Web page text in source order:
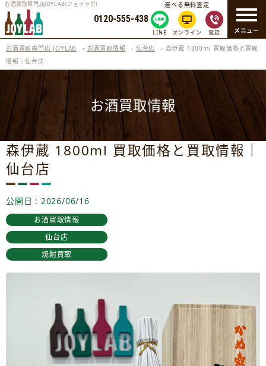
メニュー
お酒買取専門店JOYLAB(ジョイラボ)
0120-555-438
選べる無料査定
LINE オンライン 電話
お酒買取専門店 JOYLAB › お酒買取情報 › 仙台店 › 森伊蔵 1800ml 買取価格と買取
情報｜仙台店
お酒買取情報
森伊蔵 1800ml 買取価格と買取情報｜
仙台店
公開日 : 2026/06/16
お酒買取情報
仙台店
焼酎買取